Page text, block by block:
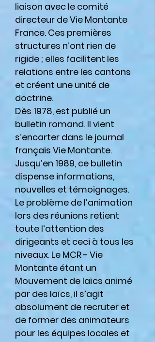
liaison avec le comité
directeur de Vie Montante
France. Ces premières
structures n’ont rien de
rigide ; elles facilitent les
relations entre les cantons
et créent une unité de
doctrine.
Dès 1978, est publié un
bulletin romand. Il vient
s’encarter dans le journal
français Vie Montante.
Jusqu’en 1989, ce bulletin
dispense informations,
nouvelles et témoignages.
Le problème de l’animation
lors des réunions retient
toute l’attention des
dirigeants et ceci à tous les
niveaux. Le MCR - Vie
Montante étant un
Mouvement de laïcs animé
par des laïcs, il s’agit
absolument de recruter et
de former des animateurs
pour les équipes locales et